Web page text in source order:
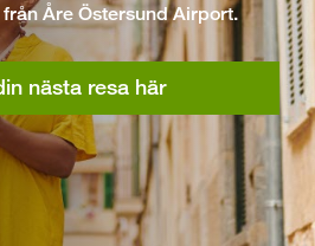
Åre Östersund Airport.
nästa resa här